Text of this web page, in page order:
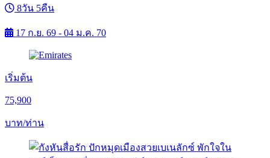
8วัน 5คืน
17 ก.ย. 69 - 04 ม.ค. 70
เริ่มต้น
75,900
บาท/ท่าน